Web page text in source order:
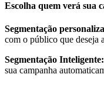
Escolha quem verá sua
Segmentação
com o público que deseja
Segmentação Inteligente:
sua campanha